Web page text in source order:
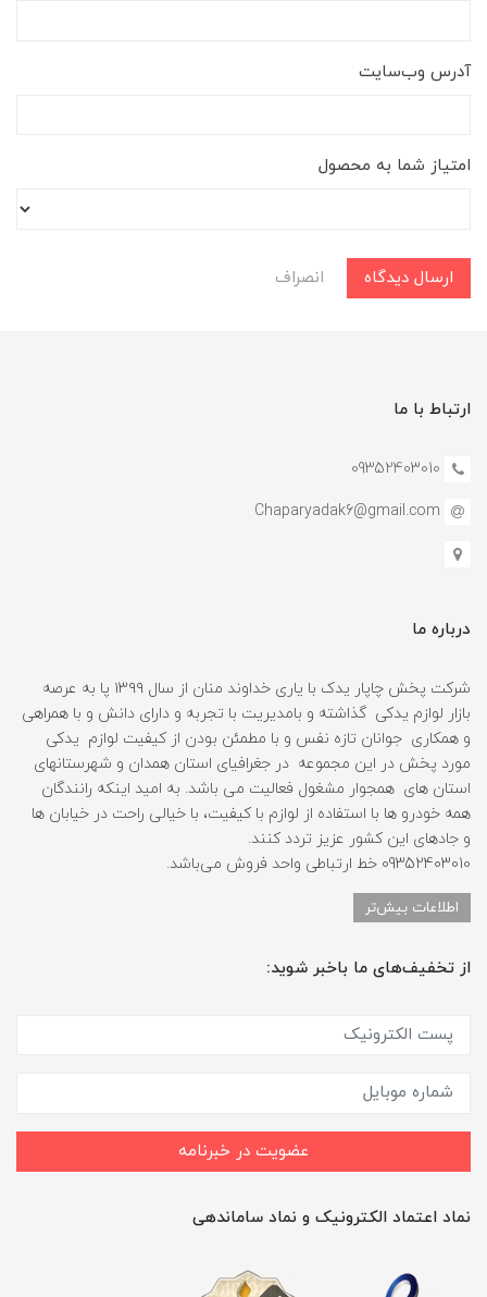
آدرس وب‌سایت
امتیاز شما به محصول
ارسال دیدگاه انصراف
ارتباط با ما
09352403010
Chaparyadak6@gmail.com
درباره ما
شرکت پخش چاپار یدک با یاری خداوند منان از سال ۱۳۹۹ پا به عرصه
بازار لوازم یدکی گذاشته و بامدیریت با تجربه و دارای دانش و با همراهی
و همکاری جوانان تازه نفس و با مطمئن بودن از کیفیت لوازم یدکی
مورد پخش در این مجموعه در جغرافیای استان همدان و شهرستانهای
استان های همجوار مشغول فعالیت می باشد. به امید اینکه رانندگان
همه خودرو ها با استفاده از لوازم با کیفیت، با خیالی راحت در خیابان ها
و جادهای این کشور عزیز تردد کنند.
09352403010 خط ارتباطی واحد فروش می‌باشد.
اطلاعات بیش‌تر
از تخفیف‌های ما باخبر شوید:
عضویت در خبرنامه
نماد اعتماد الکترونیک و نماد ساماندهی